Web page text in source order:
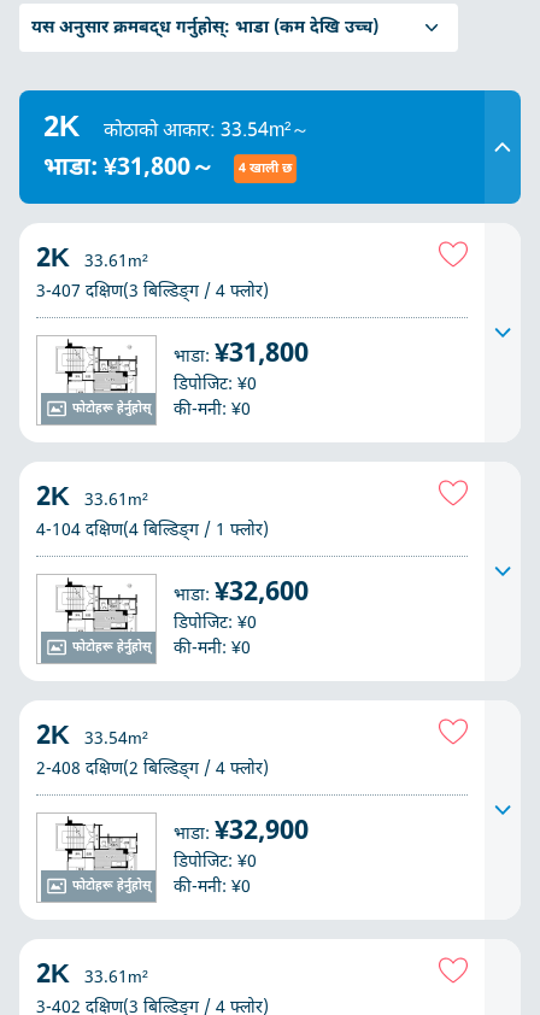
यस अनुसार क्रमबद्ध गर्नुहोस्: भाडा (कम देखि उच्च)
2K कोठाको आकार: 33.54m²～
भाडा: ¥31,800～ 4 खाली छ
फोटोहरू हेर्नुहोस्
2K
33.61m²
3-407 दक्षिण(3 बिल्डिङ्ग / 4 फ्लोर)
भाडा: ¥31,800
डिपोजिट: ¥0
की-मनी: ¥0
फोटोहरू हेर्नुहोस्
2K
33.61m²
4-104 दक्षिण(4 बिल्डिङ्ग / 1 फ्लोर)
भाडा: ¥32,600
डिपोजिट: ¥0
की-मनी: ¥0
फोटोहरू हेर्नुहोस्
2K
33.54m²
2-408 दक्षिण(2 बिल्डिङ्ग / 4 फ्लोर)
भाडा: ¥32,900
डिपोजिट: ¥0
की-मनी: ¥0
2K
33.61m²
3-402 दक्षिण(3 बिल्डिङ्ग / 4 फ्लोर)